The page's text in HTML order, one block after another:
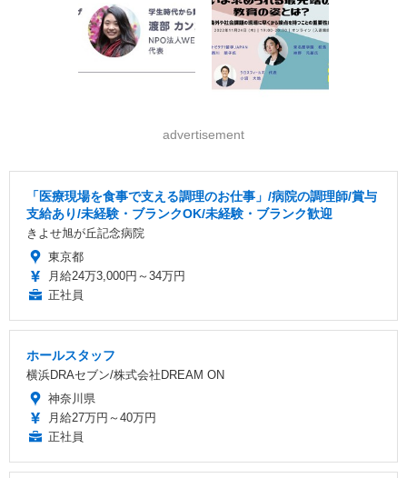
advertisement
「医療現場を食事で支える調理のお仕事」/病院の調理師/賞与
支給あり/未経験・ブランクOK/未経験・ブランク歓迎
きよせ旭が丘記念病院
東京都
月給24万3,000円～34万円
正社員
ホールスタッフ
横浜DRAセブン/株式会社DREAM ON
神奈川県
月給27万円～40万円
正社員